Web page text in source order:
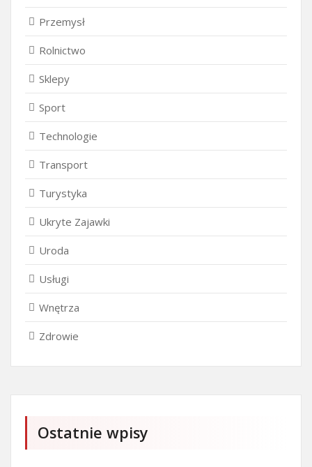
Przemysł
Rolnictwo
Sklepy
Sport
Technologie
Transport
Turystyka
Ukryte Zajawki
Uroda
Usługi
Wnętrza
Zdrowie
Ostatnie wpisy